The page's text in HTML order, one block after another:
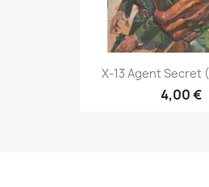
X-13 Agent Secret
4,00 €